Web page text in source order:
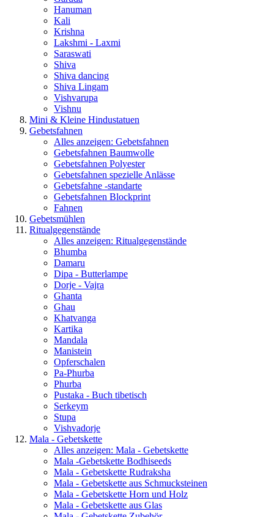
Hanuman
Kali
Krishna
Lakshmi - Laxmi
Saraswati
Shiva
Shiva dancing
Shiva Lingam
Vishvarupa
Vishnu
Mini & Kleine Hindustatuen
Gebetsfahnen
Alles anzeigen: Gebetsfahnen
Gebetsfahnen Baumwolle
Gebetsfahnen Polyester
Gebetsfahnen spezielle Anlässe
Gebetsfahne -standarte
Gebetsfahnen Blockprint
Fahnen
Gebetsmühlen
Ritualgegenstände
Alles anzeigen: Ritualgegenstände
Bhumba
Damaru
Dipa - Butterlampe
Dorje - Vajra
Ghanta
Ghau
Khatvanga
Kartika
Mandala
Manistein
Opferschalen
Pa-Phurba
Phurba
Pustaka - Buch tibetisch
Serkeym
Stupa
Vishvadorje
Mala - Gebetskette
Alles anzeigen: Mala - Gebetskette
Mala -Gebetskette Bodhiseeds
Mala - Gebetskette Rudraksha
Mala - Gebetskette aus Schmucksteinen
Mala - Gebetskette Horn und Holz
Mala - Gebetskette aus Glas